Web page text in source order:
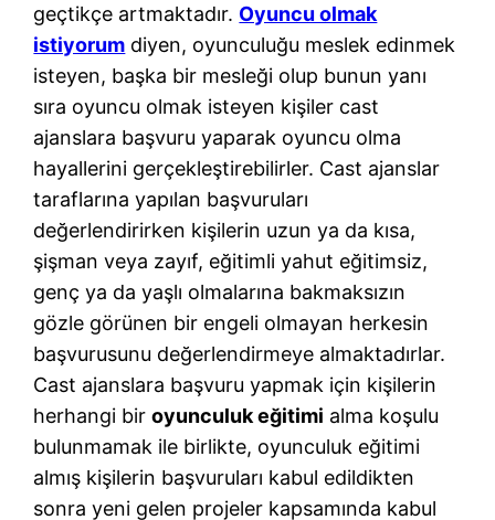
geçtikçe artmaktadır. Oyuncu olmak
istiyorum diyen, oyunculuğu meslek edinmek
isteyen, başka bir mesleği olup bunun yanı
sıra oyuncu olmak isteyen kişiler cast
ajanslara başvuru yaparak oyuncu olma
hayallerini gerçekleştirebilirler. Cast ajanslar
taraflarına yapılan başvuruları
değerlendirirken kişilerin uzun ya da kısa,
şişman veya zayıf, eğitimli yahut eğitimsiz,
genç ya da yaşlı olmalarına bakmaksızın
gözle görünen bir engeli olmayan herkesin
başvurusunu değerlendirmeye almaktadırlar.
Cast ajanslara başvuru yapmak için kişilerin
herhangi biroyunculuk eğitimi alma koşulu
bulunmamak ile birlikte, oyunculuk eğitimi
almış kişilerin başvuruları kabul edildikten
sonra yeni gelen projeler kapsamında kabul